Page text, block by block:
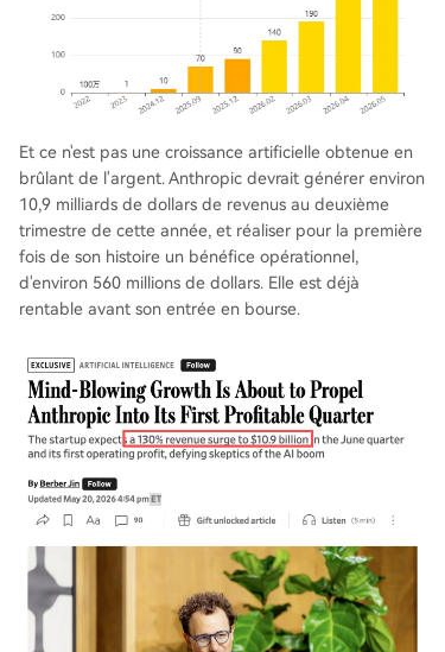
Et ce n'est pas une croissance artificielle obtenue en
brûlant de l'argent. Anthropic devrait générer environ
10,9 milliards de dollars de revenus au deuxième
trimestre de cette année, et réaliser pour la première
fois de son histoire un bénéfice opérationnel,
d'environ 560 millions de dollars. Elle est déjà
rentable avant son entrée en bourse.